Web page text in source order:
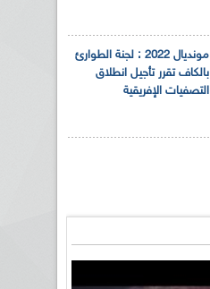
مونديال 2022 : لجنة الطوارئ
بالكاف تقرر تأجيل انطلاق
التصفيات الإفريقية